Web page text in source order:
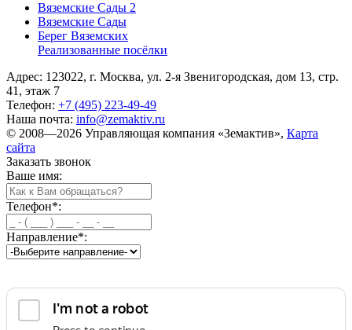
Вяземские Сады 2
Вяземские Сады
Берег Вяземскиx
Реализованные посёлки
Адрес: 123022, г. Москва, ул. 2-я Звенигородская, дом 13, стр.
41, этаж 7
Телефон: +7 (495) 223-49-49
Наша почта: info@zemaktiv.ru
© 2008—2026 Управляющая компания «Земактив», Карта
сайта
Заказать звонок
Ваше имя:
Телефон*:
Направление*: